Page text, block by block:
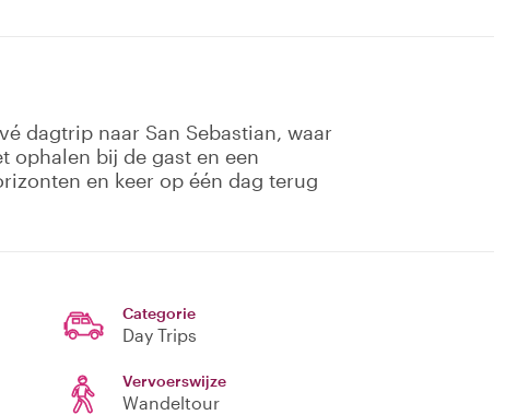
dagtrip naar San Sebastian, waar
ophalen bij de gast en een
en keer op één dag terug
Categorie
Day Trips
Vervoerswijze
Wandeltour